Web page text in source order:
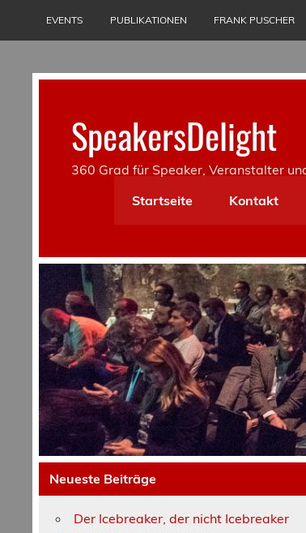
EVENTS PUBLIKATIONEN FRANK PUSCHER
SpeakersDelight
360 Grad für Speaker, Veranstalter
Startseite
Kontakt
Neueste Beiträge
Der Icebreaker, der nicht Icebreaker